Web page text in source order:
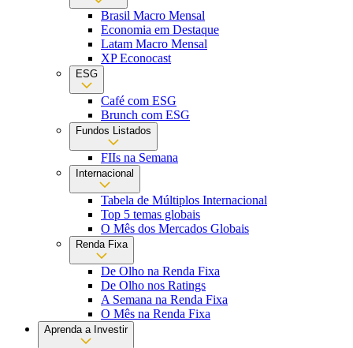
Brasil Macro Mensal
Economia em Destaque
Latam Macro Mensal
XP Econocast
ESG
Café com ESG
Brunch com ESG
Fundos Listados
FIIs na Semana
Internacional
Tabela de Múltiplos Internacional
Top 5 temas globais
O Mês dos Mercados Globais
Renda Fixa
De Olho na Renda Fixa
De Olho nos Ratings
A Semana na Renda Fixa
O Mês na Renda Fixa
Aprenda a Investir